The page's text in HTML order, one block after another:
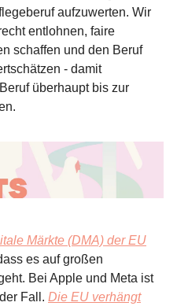
aufzuwerten. Wir
entlohnen, faire
schaffen und den Beruf
- damit
überhaupt bis zur
Märkte (DMA) der EU
es auf großen
Bei Apple und Meta ist
Fall. Die EU verhängt